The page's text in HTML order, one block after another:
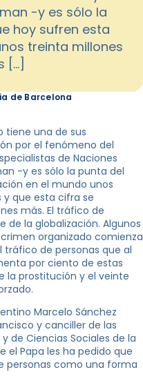
-y es sólo la
hoy sufren esta
treinta millones
[…]
de Barcelona
tiene una de sus
por el fenómeno del
de Naciones
-y es sólo la punta del
en el mundo unos
que esta cifra se
más. El tráfico de
de la globalización. Algunos
organizado comienza
de personas que al
por ciento de estas
la prostitución y el veinte
Marcelo Sánchez
y canciller de las
de Ciencias Sociales de la
el Papa les ha pedido que
personas como una forma